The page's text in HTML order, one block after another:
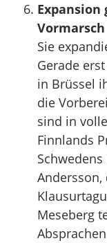
Expansion
Vormarsch
Sie
Gerade
in Brüssel
die
sind in
Finnlands
Meseberg